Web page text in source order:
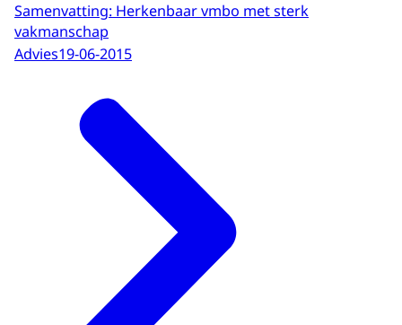
Samenvatting: Herkenbaar vmbo met sterk
vakmanschap
Advies19-06-2015